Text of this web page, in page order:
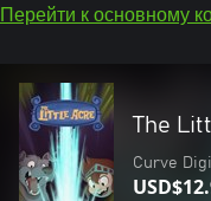
Перейти к основному
The
Curve